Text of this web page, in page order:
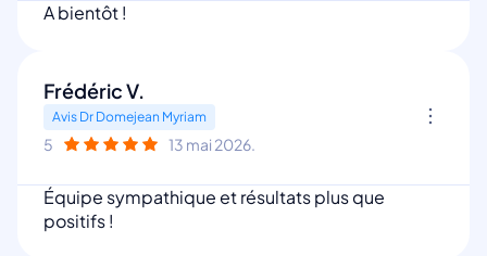
A bientôt !
Frédéric V.
Avis Dr Domejean Myriam
5 13 mai 2026.
Équipe sympathique et résultats plus que
positifs !